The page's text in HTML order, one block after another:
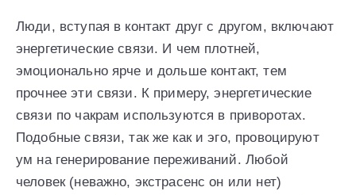
Люди, вступая в контакт друг с другом, включают
энергетические связи. И чем плотней,
эмоционально ярче и дольше контакт, тем
прочнее эти связи. К примеру, энергетические
связи по чакрам используются в приворотах.
Подобные связи, так же как и эго, провоцируют
ум на генерирование переживаний. Любой
человек (неважно, экстрасенс он или нет)